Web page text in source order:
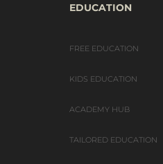
EDUCATION
FREE EDUCATION
KIDS EDUCATION
ACADEMY HUB
TAILORED EDUCATION